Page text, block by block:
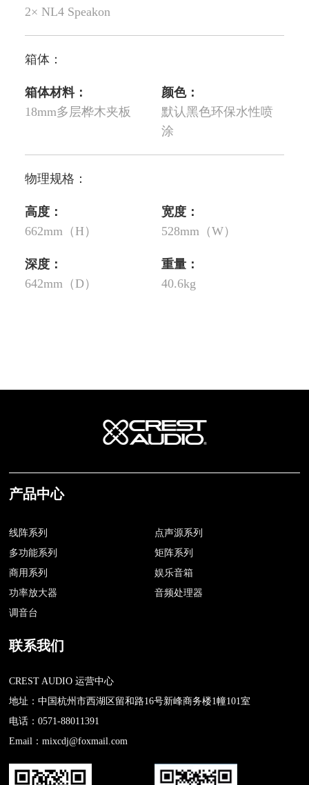
2× NL4 Speakon
箱体：
箱体材料：
18mm多层桦木夹板
颜色：
默认黑色环保水性喷
涂
物理规格：
高度：
662mm（H）
宽度：
528mm（W）
深度：
642mm（D）
重量：
40.6kg
产品中心
线阵系列
点声源系列
多功能系列
矩阵系列
商用系列
娱乐音箱
功率放大器
音频处理器
调音台
联系我们
CREST AUDIO 运营中心
地址：中国杭州市西湖区留和路16号新峰商务楼1幢101室
电话：0571-88011391
Email：mixcdj@foxmail.com